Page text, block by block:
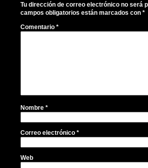
Tu dirección de correo electrónico no será
campos obligatorios están marcados con *
Comentario *
Nombre *
Correo electrónico *
Web